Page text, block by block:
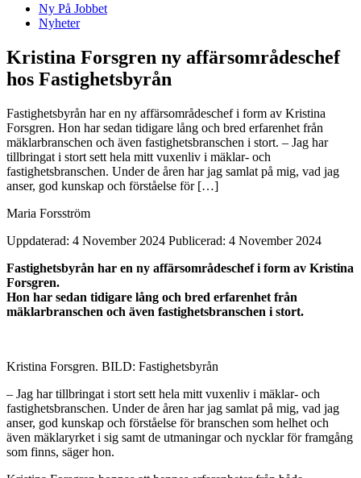
Ny På Jobbet
Nyheter
Kristina Forsgren ny affärsområdeschef
hos Fastighetsbyrån
Fastighetsbyrån har en ny affärsområdeschef i form av Kristina
Forsgren. Hon har sedan tidigare lång och bred erfarenhet från
mäklarbranschen och även fastighetsbranschen i stort. – Jag har
tillbringat i stort sett hela mitt vuxenliv i mäklar- och
fastighetsbranschen. Under de åren har jag samlat på mig, vad jag
anser, god kunskap och förståelse för […]
Maria Forsström
Uppdaterad: 4 November 2024 Publicerad: 4 November 2024
Fastighetsbyrån har en ny affärsområdeschef i form av Kristina
Forsgren.
Hon har sedan tidigare lång och bred erfarenhet från
mäklarbranschen och även fastighetsbranschen i stort.
Kristina Forsgren. BILD: Fastighetsbyrån
– Jag har tillbringat i stort sett hela mitt vuxenliv i mäklar- och
fastighetsbranschen. Under de åren har jag samlat på mig, vad jag
anser, god kunskap och förståelse för branschen som helhet och
även mäklaryrket i sig samt de utmaningar och nycklar för framgång
som finns, säger hon.